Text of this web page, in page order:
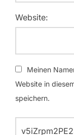
Website:
Meinen
Website in
speichern.